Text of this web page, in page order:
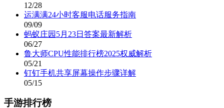
12/28
运满满24小时客服电话服务指南
09/09
蚂蚁庄园5月23日答案最新解析
06/27
鲁大师CPU性能排行榜2025权威解析
05/21
钉钉手机共享屏幕操作步骤详解
05/15
手游排行榜